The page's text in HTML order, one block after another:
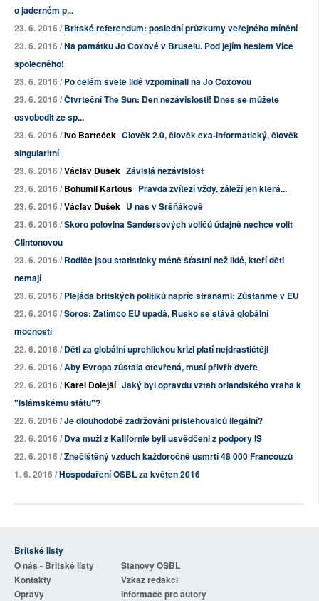
o jaderném p...
23. 6. 2016 /Britské referendum: poslední průzkumy veřejného mínění
23. 6. 2016 /Na památku Jo Coxové v Bruselu. Pod jejím heslem Více
společného!
23. 6. 2016 /Po celém světě lidé vzpomínali na Jo Coxovou
23. 6. 2016 /Čtvrteční The Sun: Den nezávislosti! Dnes se můžete
osvobodit ze sp...
23. 6. 2016 /Ivo Barteček Člověk 2.0, člověk exa-informatický, člověk
singularitní
23. 6. 2016 /Václav Dušek Závislá nezávislost
23. 6. 2016 /Bohumil Kartous Pravda zvítězí vždy, záleží jen která...
23. 6. 2016 /Václav Dušek U nás v Sršňákově
23. 6. 2016 /Skoro polovina Sandersových voličů údajně nechce volit
Clintonovou
23. 6. 2016 /Rodiče jsou statisticky méně šťastní než lidé, kteří děti
nemají
23. 6. 2016 /Plejáda britských politiků napříč stranami: Zůstaňme v EU
22. 6. 2016 /Soros: Zatímco EU upadá, Rusko se stává globální
mocností
22. 6. 2016 /Děti za globální uprchlickou krizi platí nejdrastičtěji
22. 6. 2016 /Aby Evropa zůstala otevřená, musí přivřít dveře
22. 6. 2016 /Karel Dolejší Jaký byl opravdu vztah orlandského vraha k
"islámskému státu"?
22. 6. 2016 /Je dlouhodobé zadržování přistěhovalců ilegální?
22. 6. 2016 /Dva muži z Kalifornie byli usvědčeni z podpory IS
22. 6. 2016 /Znečištěný vzduch každoročně usmrtí 48 000 Francouzů
1. 6. 2016 /Hospodaření OSBL za květen 2016
Britské listy
O nás - Britské listy
Stanovy OSBL
Kontakty
Vzkaz redakci
Opravy
Informace pro autory